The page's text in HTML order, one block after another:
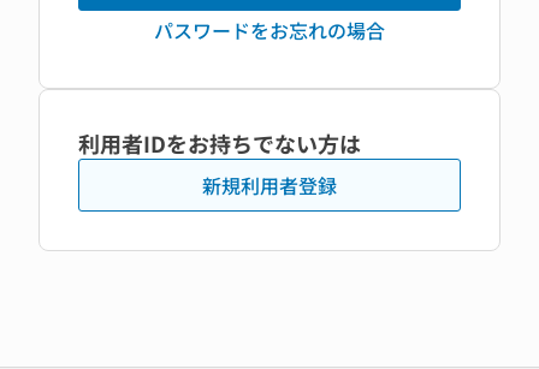
パスワードをお忘れの場合
利用者IDをお持ちでない方は
新規利用者登録